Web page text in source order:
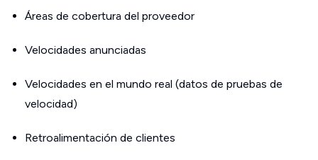
Áreas de cobertura del proveedor
Velocidades anunciadas
Velocidades en el mundo real (datos de pruebas de
velocidad)
Retroalimentación de clientes